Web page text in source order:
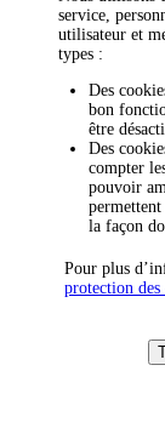
service,
utilisateur et
types :
Des
bon
être
Des
compter
pouvoir
la façon
Pour plus
protection des